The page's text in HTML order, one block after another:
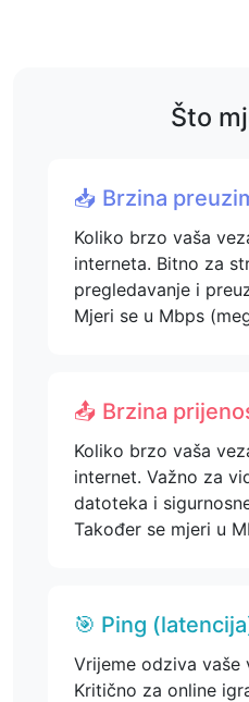
Što
📥 Brzina
Koliko brzo vaša
interneta. Bitno za
pregledavanje i
Mjeri se u Mbps
📤 Brzina
Koliko brzo vaša
internet. Važno za
datoteka i
Također se mjeri u
🎯 Ping
Vrijeme odziva vaše
Kritično za online